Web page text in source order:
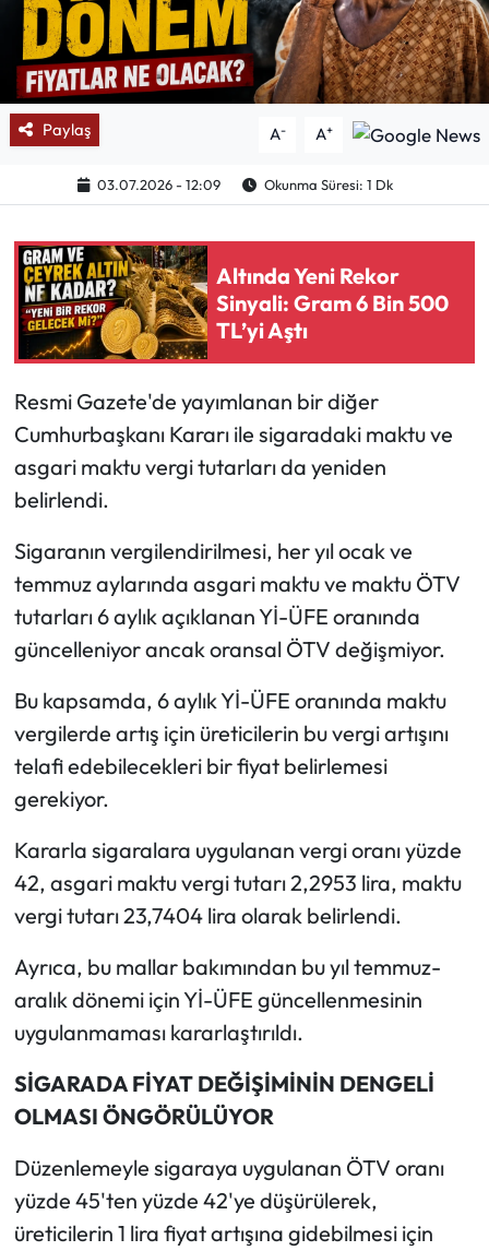
Paylaş A- A+
03.07.2026 - 12:09 Okunma Süresi: 1 Dk
Altında Yeni Rekor
Sinyali: Gram 6 Bin 500
TL’yi Aştı
Resmi Gazete'de yayımlanan bir diğer
Cumhurbaşkanı Kararı ile sigaradaki maktu ve
asgari maktu vergi tutarları da yeniden
belirlendi.
Sigaranın vergilendirilmesi, her yıl ocak ve
temmuz aylarında asgari maktu ve maktu ÖTV
tutarları 6 aylık açıklanan Yİ-ÜFE oranında
güncelleniyor ancak oransal ÖTV değişmiyor.
Bu kapsamda, 6 aylık Yİ-ÜFE oranında maktu
vergilerde artış için üreticilerin bu vergi artışını
telafi edebilecekleri bir fiyat belirlemesi
gerekiyor.
Kararla sigaralara uygulanan vergi oranı yüzde
42, asgari maktu vergi tutarı 2,2953 lira, maktu
vergi tutarı 23,7404 lira olarak belirlendi.
Ayrıca, bu mallar bakımından bu yıl temmuz-
aralık dönemi için Yİ-ÜFE güncellenmesinin
uygulanmaması kararlaştırıldı.
SİGARADA FİYAT DEĞİŞİMİNİN DENGELİ
OLMASI ÖNGÖRÜLÜYOR
Düzenlemeyle sigaraya uygulanan ÖTV oranı
yüzde 45'ten yüzde 42'ye düşürülerek,
üreticilerin 1 lira fiyat artışına gidebilmesi için
Karikatür Galeri
BIK
ASTROLOJİ
Spor Yazıları
Mektup Galeri
Ekonomi
Sağlık
Teknoloji